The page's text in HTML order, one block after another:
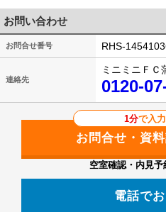
お問い合わせ
お問合せ番号 RHS-
連絡先
ミニミニＦＣ
0120-
1分で入
空室確認・内見
電話で